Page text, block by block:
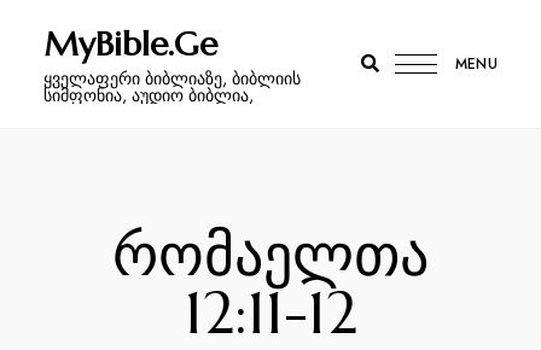
MyBible.Ge
ყველაფერი ბიბლიაზე, ბიბლიის
სიმფონია, აუდიო ბიბლია,
MENU
რომაელთა
12:11-12